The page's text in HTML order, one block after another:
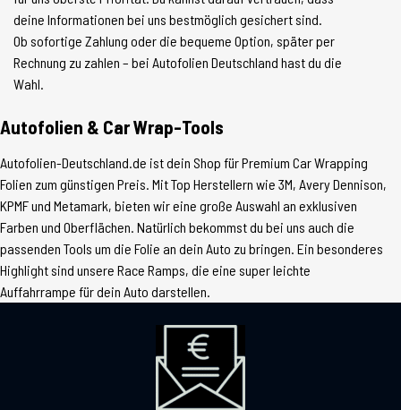
deine Informationen bei uns bestmöglich gesichert sind.
Ob sofortige Zahlung oder die bequeme Option, später per
Rechnung zu zahlen – bei Autofolien Deutschland hast du die
Wahl.
Autofolien & Car Wrap-Tools
Autofolien-Deutschland.de ist dein Shop für Premium Car Wrapping
Folien zum günstigen Preis. Mit Top Herstellern wie 3M, Avery Dennison,
KPMF und Metamark, bieten wir eine große Auswahl an exklusiven
Farben und Oberflächen. Natürlich bekommst du bei uns auch die
passenden Tools um die Folie an dein Auto zu bringen. Ein besonderes
Highlight sind unsere Race Ramps, die eine super leichte
Auffahrrampe für dein Auto darstellen.